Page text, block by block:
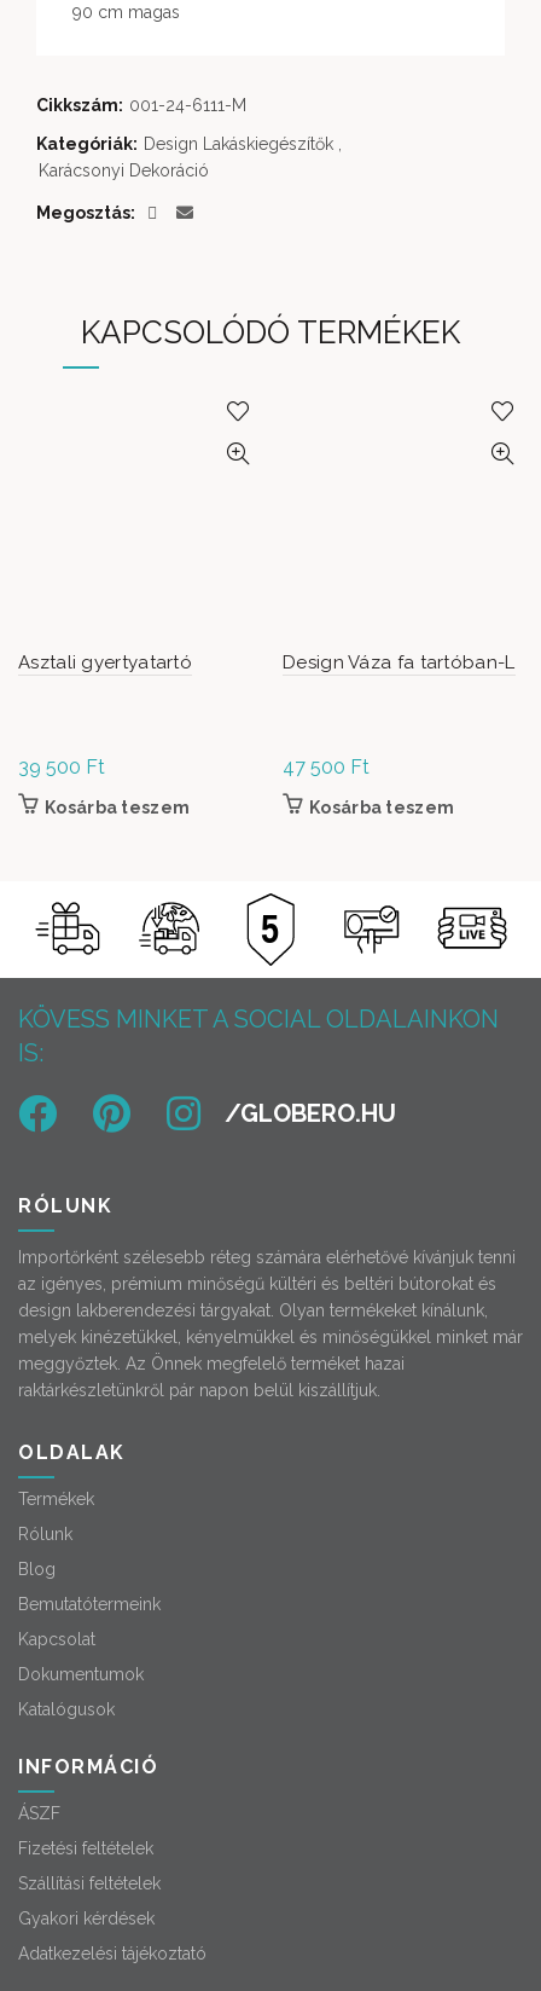
90 cm magas
Cikkszám: 001-24-6111-M
Kategóriák: Design Lakáskiegészítők
Karácsonyi Dekoráció
Megosztás
KAPCSOLÓDÓ TERMÉKEK
Asztali gyertyatartó
39 500 Ft
Kosárba teszem
Design Váza fa tartóban-L
47 500 Ft
Kosárba teszem
KÖVESS MINKET A SOCIAL OLDALAINKON
IS:
RÓLUNK
Importőrként szélesebb réteg számára elérhetővé kívánjuk tenni
az igényes, prémium minőségű kültéri és beltéri bútorokat és
design lakberendezési tárgyakat. Olyan termékeket kínálunk,
melyek kinézetükkel, kényelmükkel és minőségükkel minket már
meggyőztek. Az Önnek megfelelő terméket hazai
raktárkészletünkről pár napon belül kiszállítjuk.
OLDALAK
Termékek
Rólunk
Blog
Bemutatótermeink
Kapcsolat
Dokumentumok
Katalógusok
INFORMÁCIÓ
ÁSZF
Fizetési feltételek
Szállítási feltételek
Gyakori kérdések
Adatkezelési tájékoztató